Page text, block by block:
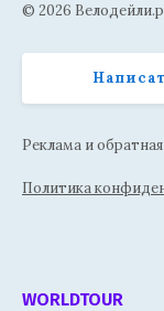
© 2026
Реклама и обратная
Политика
WORLDTOUR